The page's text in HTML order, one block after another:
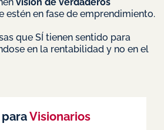
estén en fase de emprendimiento.
que SÍ tienen sentido para
en la rentabilidad y no en el
Visionarios